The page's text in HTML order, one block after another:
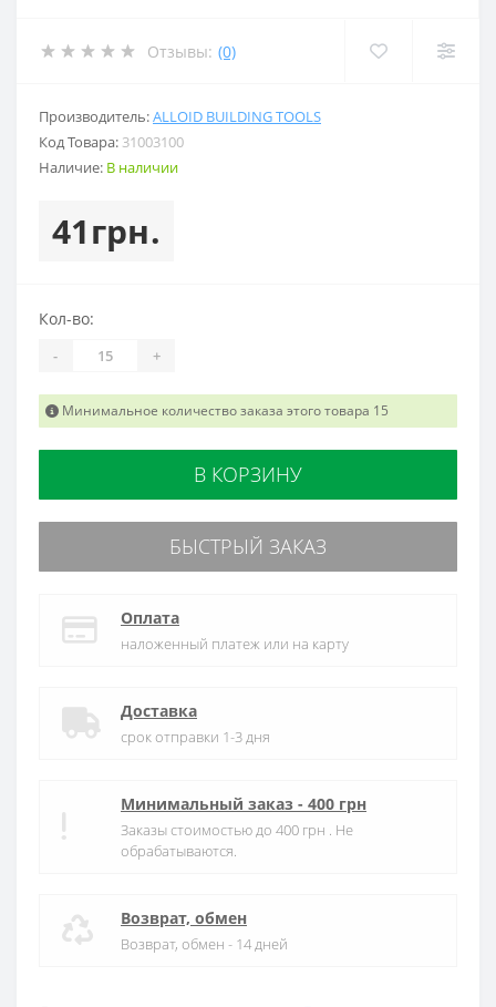
Отзывы: (0)
Производитель:ALLOID BUILDING TOOLS
Код Товара: 31003100
Наличие: В наличии
41грн.
Кол-во:
- +
Минимальное количество заказа этого товара 15
В КОРЗИНУ
БЫСТРЫЙ ЗАКАЗ
Оплата
наложенный платеж или на карту
Доставка
срок отправки 1-3 дня
Минимальный заказ - 400 грн
Заказы стоимостью до 400 грн . Не
обрабатываются.
Возврат, обмен
Возврат, обмен - 14 дней